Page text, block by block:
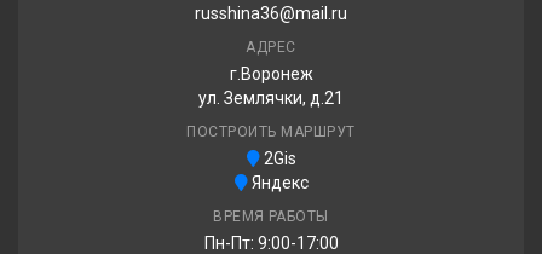
russhina36@mail.ru
АДРЕС
г.Воронеж
ул. Землячки, д.21
ПОСТРОИТЬ МАРШРУТ
2Gis
Яндекс
ВРЕМЯ РАБОТЫ
Пн-Пт: 9:00-17:00